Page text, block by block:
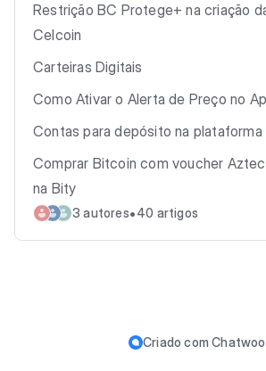
Restrição BC Protege+ na criação
Celcoin
Carteiras Digitais
Como Ativar o Alerta de Preço no
Contas para depósito na plataforma
Comprar Bitcoin com voucher
na Bity
3 autores•40 artigos
Criado com